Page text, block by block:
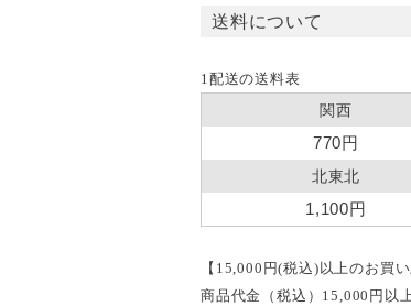
送料について
1配送の送料表
関西
770円
北東北
1,100円
【15,000円(税込)以上のお買
商品代金（税込）15,000円以